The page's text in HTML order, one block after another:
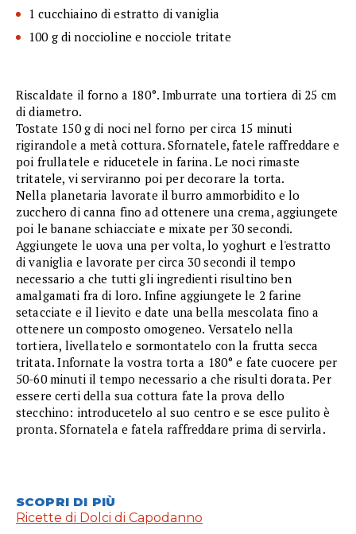
1 cucchiaino di estratto di vaniglia
100 g di noccioline e nocciole tritate
Riscaldate il forno a 180°. Imburrate una tortiera di 25 cm
di diametro.
Tostate 150 g di noci nel forno per circa 15 minuti
rigirandole a metà cottura. Sfornatele, fatele raffreddare e
poi frullatele e riducetele in farina. Le noci rimaste
tritatele, vi serviranno poi per decorare la torta.
Nella planetaria lavorate il burro ammorbidito e lo
zucchero di canna fino ad ottenere una crema, aggiungete
poi le banane schiacciate e mixate per 30 secondi.
Aggiungete le uova una per volta, lo yoghurt e l'estratto
di vaniglia e lavorate per circa 30 secondi il tempo
necessario a che tutti gli ingredienti risultino ben
amalgamati fra di loro. Infine aggiungete le 2 farine
setacciate e il lievito e date una bella mescolata fino a
ottenere un composto omogeneo. Versatelo nella
tortiera, livellatelo e sormontatelo con la frutta secca
tritata. Infornate la vostra torta a 180° e fate cuocere per
50-60 minuti il tempo necessario a che risulti dorata. Per
essere certi della sua cottura fate la prova dello
stecchino: introducetelo al suo centro e se esce pulito è
pronta. Sfornatela e fatela raffreddare prima di servirla.
SCOPRI DI PIÙ
Ricette di Dolci di Capodanno